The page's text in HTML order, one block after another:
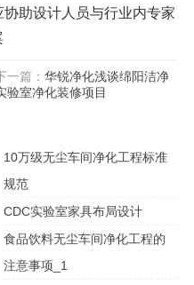
助设计人员与行业内专家
一篇： 华锐净化浅谈绵阳洁净
验室净化装修项目
10万级无尘车间净化工程标准
规范
CDC实验室家具布局设计
食品饮料无尘车间净化工程的
注意事项_1